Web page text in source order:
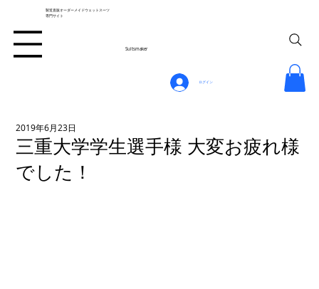
Suitsmaker
製造直販オーダーメイドウェットスーツ
専門サイト
ログイン
三重大学学生選手様 大変お疲れ様
でした！
2019年6月23日